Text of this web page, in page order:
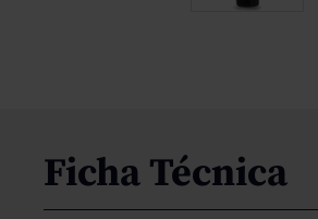
Ficha Técnica